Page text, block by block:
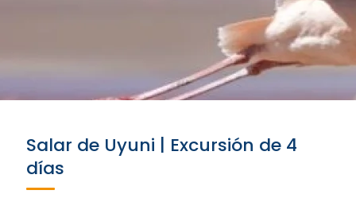
Salar de Uyuni | Excursión de 4
días